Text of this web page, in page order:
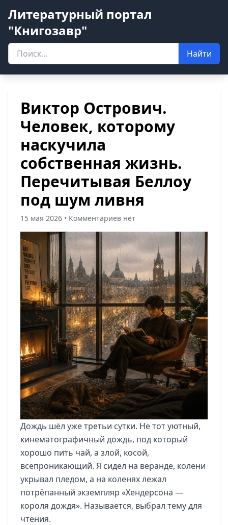
Литературный портал
"Книгозавр"
Найти
Виктор Острович.
Человек, которому
наскучила
собственная жизнь.
Перечитывая Беллоу
под шум ливня
15 мая 2026 • Комментариев нет
Дождь шёл уже третьи сутки. Не тот уютный,
кинематографичный дождь, под который
хорошо пить чай, а злой, косой,
всепроникающий. Я сидел на веранде, колени
укрывал пледом, а на коленях лежал
потрёпанный экземпляр «Хендерсона —
короля дождя». Называется, выбрал тему для
чтения.